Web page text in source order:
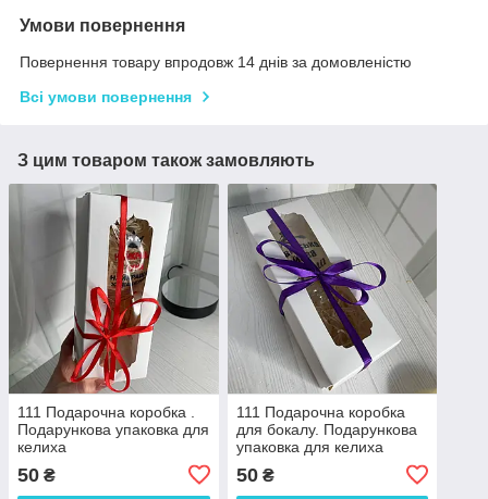
Умови повернення
Повернення товару впродовж 14 днів за домовленістю
Всі умови повернення
З цим товаром також замовляють
111 Подарочна коробка .
Подарункова упаковка для
келиха
50 ₴
111 Подарочна коробка
для бокалу. Подарункова
упаковка для келиха
50₴